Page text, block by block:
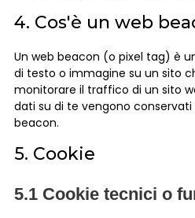
4. Cos'è un web
Un web beacon (o pixel tag) è
di testo o immagine su un sito
monitorare il traffico di un sito
dati su di te vengono conservati
beacon.
5. Cookie
5.1 Cookie tecnici o